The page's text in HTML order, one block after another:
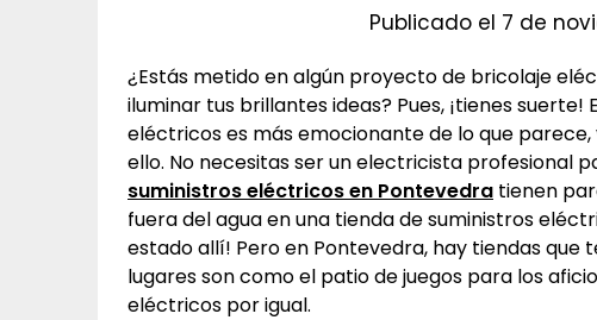
Publicado el 7 de
¿Estás metido en algún proyecto de bricolaje
iluminar tus brillantes ideas? Pues, ¡tienes
eléctricos es más emocionante de lo que
ello. No necesitas ser un electricista profesional
suministros eléctricos en Pontevedra tienen
fuera del agua en una tienda de suministros
estado allí! Pero en Pontevedra, hay tiendas que
lugares son como el patio de juegos para los
eléctricos por igual.